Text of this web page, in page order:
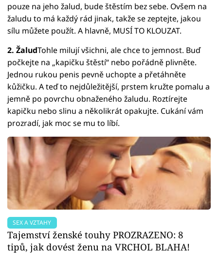
pouze na jeho žalud, bude štěstím bez sebe. Ovšem na
žaludu to má každý rád jinak, takže se zeptejte, jakou
sílu můžete použít. A hlavně, MUSÍ TO KLOUZAT.
2. ŽaludTohle milují všichni, ale chce to jemnost. Buď
počkejte na „kapičku štěstí“ nebo pořádně plivněte.
Jednou rukou penis pevně uchopte a přetáhněte
kůžičku. A teď to nejdůležitější, prstem kružte pomalu a
jemně po povrchu obnaženého žaludu. Roztírejte
kapičku nebo slinu a několikrát opakujte. Cukání vám
prozradí, jak moc se mu to líbí.
SEX A VZTAHY
Tajemství ženské touhy PROZRAZENO: 8
tipů, jak dovést ženu na VRCHOL BLAHA!